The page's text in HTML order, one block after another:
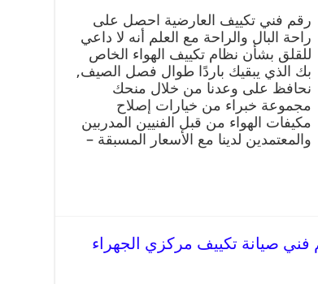
رقم فني تكييف العارضية احصل على
راحة البال والراحة مع العلم أنه لا داعي
للقلق بشأن نظام تكييف الهواء الخاص
بك الذي يبقيك باردًا طوال فصل الصيف,
نحافظ على وعدنا من خلال منحك
مجموعة خبراء من خيارات إصلاح
مكيفات الهواء من قبل الفنيين المدربين
والمعتمدين لدينا مع الأسعار المسبقة –